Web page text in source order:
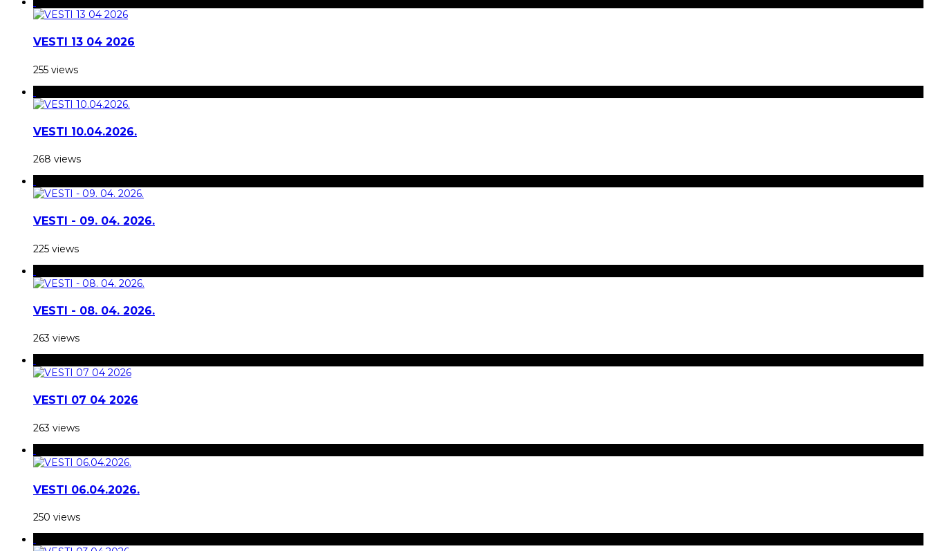
VESTI 13 04 2026
255 views
VESTI 10.04.2026.
268 views
VESTI - 09. 04. 2026.
225 views
VESTI - 08. 04. 2026.
263 views
VESTI 07 04 2026
263 views
VESTI 06.04.2026.
250 views